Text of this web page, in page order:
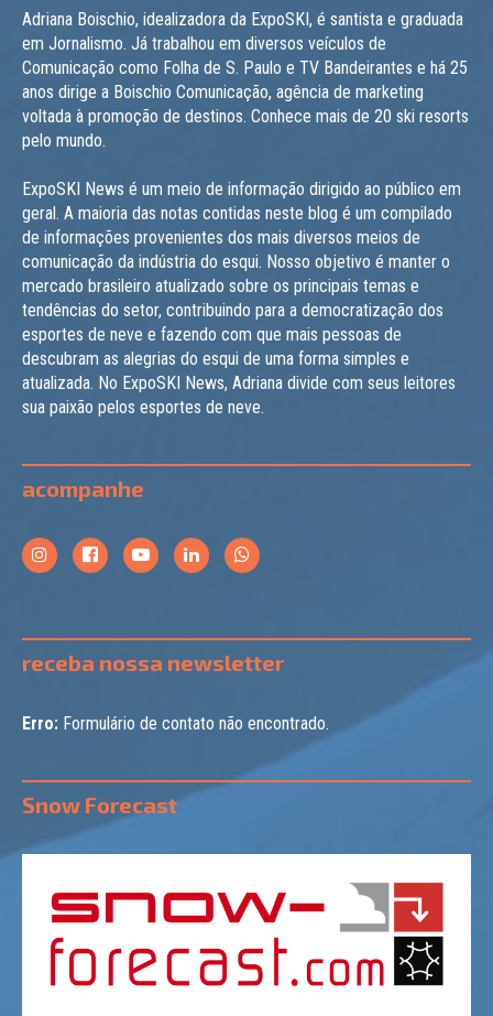
Adriana Boischio, idealizadora da ExpoSKI, é santista e graduada
em Jornalismo. Já trabalhou em diversos veículos de
Comunicação como Folha de S. Paulo e TV Bandeirantes e há 25
anos dirige a Boischio Comunicação, agência de marketing
voltada à promoção de destinos. Conhece mais de 20 ski resorts
pelo mundo.
ExpoSKI News é um meio de informação dirigido ao público em
geral. A maioria das notas contidas neste blog é um compilado
de informações provenientes dos mais diversos meios de
comunicação da indústria do esqui. Nosso objetivo é manter o
mercado brasileiro atualizado sobre os principais temas e
tendências do setor, contribuindo para a democratização dos
esportes de neve e fazendo com que mais pessoas de
descubram as alegrias do esqui de uma forma simples e
atualizada. No ExpoSKI News, Adriana divide com seus leitores
sua paixão pelos esportes de neve.
acompanhe
receba nossa newsletter
Erro: Formulário de contato não encontrado.
Snow Forecast